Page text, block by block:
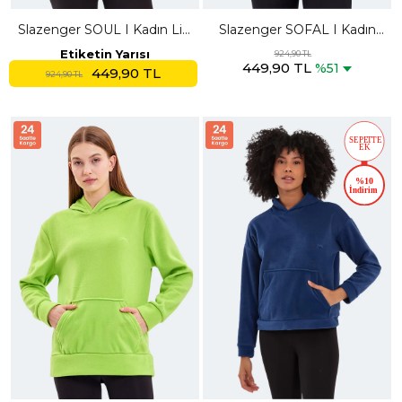
Slazenger SOUL I Kadın Lila
Polar
Etiketin Yarısı
924,90 TL 449,90 TL
Slazenger SOFAL I Kadın
Fermuarlı Kapüşonlu Cepli
Lila Polar
924,90 TL
449,90 TL %51